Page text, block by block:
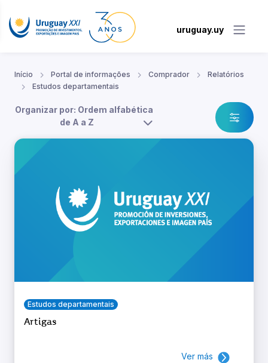
uruguay.uy
Início Portal de informações Comprador
Relatórios
Estudos departamentais
Organizar por: Ordem alfabética
de A a Z
Estudos departamentais
Artigas
Ver más